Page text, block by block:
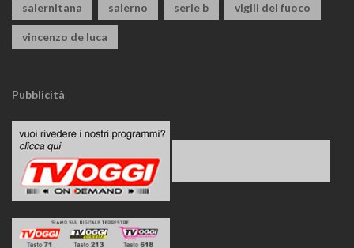
salernitana salerno serie b vigili del fuoco
vincenzo de luca
Pubblicità